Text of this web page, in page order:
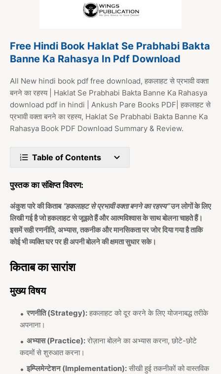
Free Hindi Book Haklat Se Prabhabi Bakta
Banne Ka Rahasya In Pdf Download
All New hindi book pdf free download, हकलाहट से प्रभावी वक्ता
बनने का रहस्य | Haklat Se Prabhabi Bakta Banne Ka Rahasya
download pdf in hindi | Ankush Pare Books PDF| हकलाहट से
प्रभावी वक्ता बनने का रहस्य, Haklat Se Prabhabi Bakta Banne Ka
Rahasya Book PDF Download Summary & Review.
Table of Contents
पुस्तक का संक्षिप्त विवरण:
अंकुश पारे की किताब “हकलाहट से प्रभावी वक्ता बनने का रहस्य”उन लोगों के लिए
लिखी गई है जो हकलाहट से जूझते हैं और आत्मविश्वास के साथ बोलना चाहते हैं।
इसमें सही रणनीति, अभ्यास, तकनीक और मानसिकता पर जोर दिया गया है ताकि
कोई भी व्यक्ति घर पर ही अपनी बोलने की क्षमता सुधार सके।
किताब का सारांश
मुख्य विषय
रणनीति (Strategy): हकलाहट को दूर करने के लिए योजनाबद्ध तरीके
अपनाना।
अभ्यास (Practice): रोज़ाना बोलने का अभ्यास करना, छोटे-छोटे
कदमों से शुरुआत करना।
इम्प्लिमेन्टेशन (Implementation): सीखी हुई तकनीकों को वास्तविक